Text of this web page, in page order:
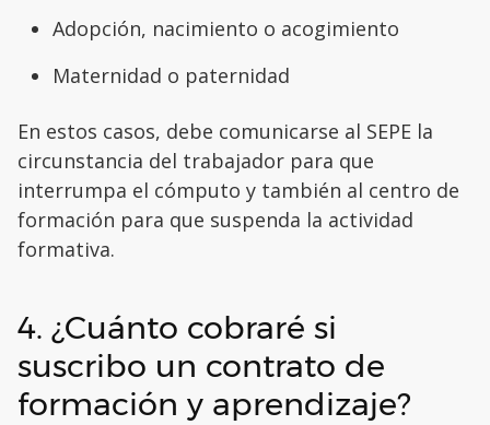
Adopción, nacimiento o acogimiento
Maternidad o paternidad
En estos casos, debe comunicarse al SEPE la
circunstancia del trabajador para que
interrumpa el cómputo y también al centro de
formación para que suspenda la actividad
formativa.
4. ¿Cuánto cobraré si
suscribo un contrato de
formación y aprendizaje?